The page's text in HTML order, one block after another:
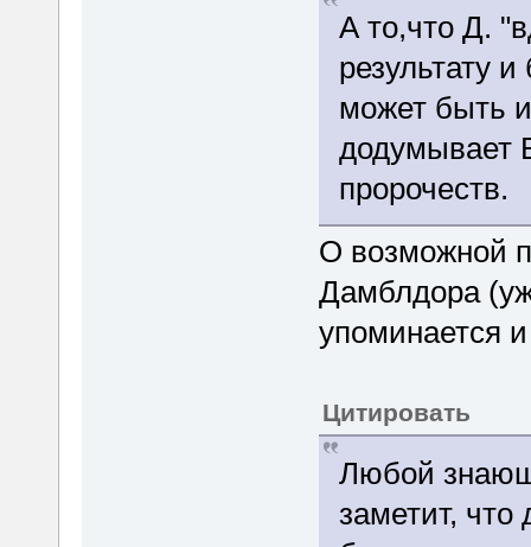
А то,что Д.
результату
может быть
додумывает
пророчеств.
О возможной
Дамблдора
упоминается
Цитировать
Любой
заметит, что